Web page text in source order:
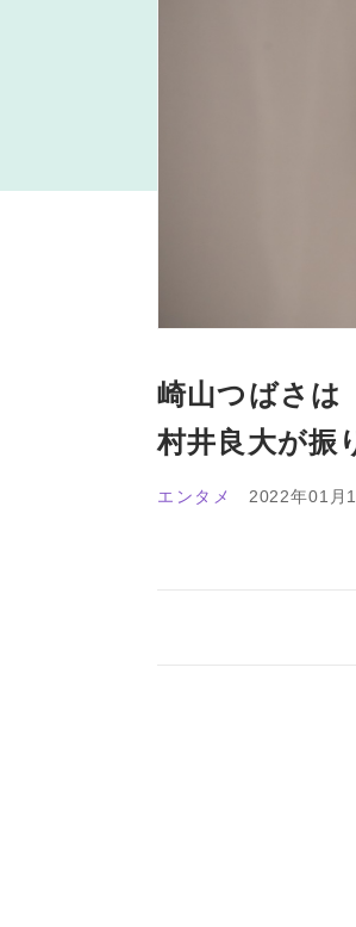
崎山つばさは
村井良大が振
エンタメ 2022年01月